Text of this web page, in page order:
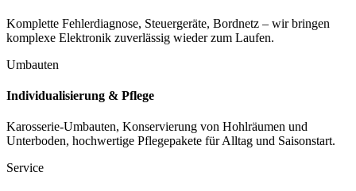
Komplette Fehlerdiagnose, Steuergeräte, Bordnetz – wir bringen
komplexe Elektronik zuverlässig wieder zum Laufen.
Umbauten
Individualisierung & Pflege
Karosserie‑Umbauten, Konservierung von Hohlräumen und
Unterboden, hochwertige Pflegepakete für Alltag und Saisonstart.
Service